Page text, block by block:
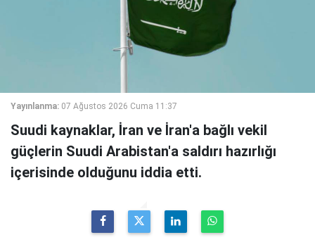
Yayınlanma: 07 Ağustos 2026 Cuma 11:37
Suudi kaynaklar, İran ve İran'a bağlı vekil
güçlerin Suudi Arabistan'a saldırı hazırlığı
içerisinde olduğunu iddia etti.